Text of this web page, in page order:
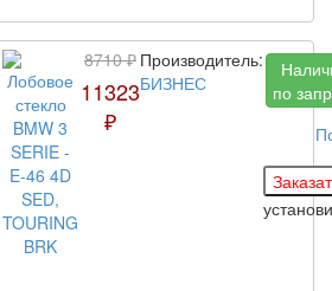
8710 ₽
11323
₽
Производитель:
БИЗНЕС
по